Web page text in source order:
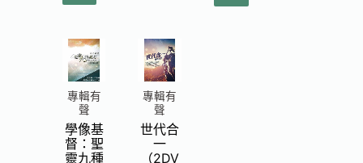
專輯有
聲
學像基
督：聖
靈九種
專輯有
聲
世代合
一
（2DV